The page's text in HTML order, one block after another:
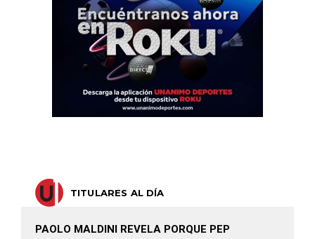
TITULARES AL DÍA
PAOLO MALDINI REVELA PORQUE PEP